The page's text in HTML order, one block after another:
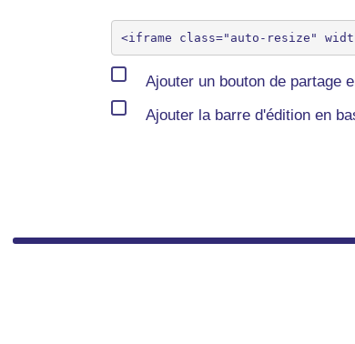
Ajouter un bouton de partage
Ajouter la barre d'édition en